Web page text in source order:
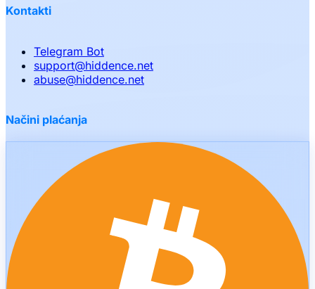
Kontakti
Telegram Bot
support@hiddence.net
abuse@hiddence.net
Načini plaćanja